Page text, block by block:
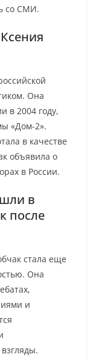
со СМИ.
Она
в 2004 году,
«Дом-2».
в качестве
объявила о
в России.
в
после
стала еще
Она
и